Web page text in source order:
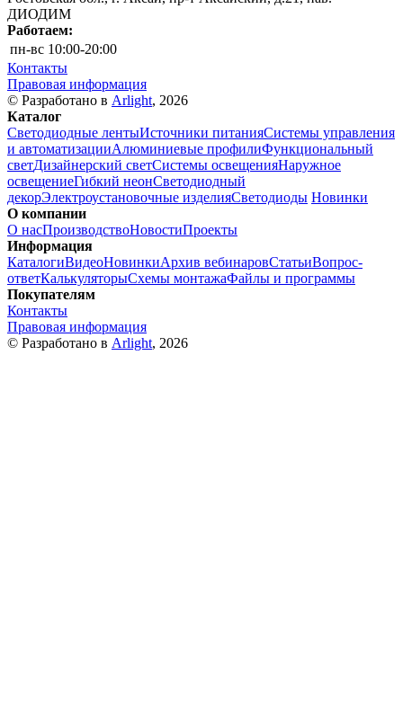
ДИОДИМ
Работаем:
пн-вс 10:00-20:00
Контакты
Правовая информация
© Разработано в Arlight, 2026
Каталог
Светодиодные лентыИсточники питанияСистемы управления
и автоматизацииАлюминиевые профилиФункциональный
светДизайнерский светСистемы освещенияНаружное
освещениеГибкий неонСветодиодный
декорЭлектроустановочные изделияСветодиоды Новинки
О компании
О насПроизводствоНовостиПроекты
Информация
КаталогиВидеоНовинкиАрхив вебинаровСтатьиВопрос-
ответКалькуляторыСхемы монтажаФайлы и программы
Покупателям
Контакты
Правовая информация
© Разработано в Arlight, 2026